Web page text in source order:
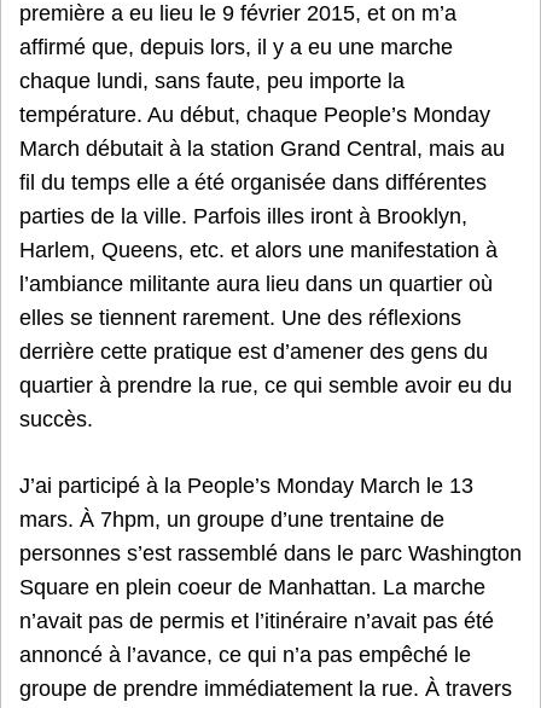
première a eu lieu le 9 février 2015, et on m’a
affirmé que, depuis lors, il y a eu une marche
chaque lundi, sans faute, peu importe la
température. Au début, chaque People’s Monday
March débutait à la station Grand Central, mais au
fil du temps elle a été organisée dans différentes
parties de la ville. Parfois illes iront à Brooklyn,
Harlem, Queens, etc. et alors une manifestation à
l’ambiance militante aura lieu dans un quartier où
elles se tiennent rarement. Une des réflexions
derrière cette pratique est d’amener des gens du
quartier à prendre la rue, ce qui semble avoir eu du
succès.
J’ai participé à la People’s Monday March le 13
mars. À 7hpm, un groupe d’une trentaine de
personnes s’est rassemblé dans le parc Washington
Square en plein coeur de Manhattan. La marche
n’avait pas de permis et l’itinéraire n’avait pas été
annoncé à l’avance, ce qui n’a pas empêché le
groupe de prendre immédiatement la rue. À travers